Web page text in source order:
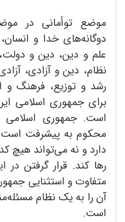
موضع توأمانی در
دوگانه‌های خدا و
علم و دین، دین و
نظام، دین و آزادی،
رشد و توزیع، فرهنگ و
برای جمهوری اسلامی
است. جمهوری اسلامی
محکوم به پیشرفت است.
دارد و نه می‌تواند هیچ
رها کند. قرار گرفتن
متفاوت و استثنایی
آن را به یک نظام
است.